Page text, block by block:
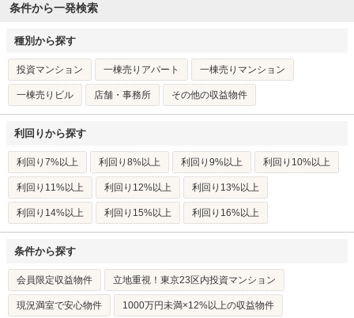
条件から一発検索
種別から探す
投資マンション 一棟売りアパート 一棟売りマンション
一棟売りビル 店舗・事務所 その他の収益物件
利回りから探す
利回り7%以上 利回り8%以上 利回り9%以上 利回り10%以上
利回り11%以上 利回り12%以上 利回り13%以上
利回り14%以上 利回り15%以上 利回り16%以上
条件から探す
会員限定収益物件 立地重視！東京23区内投資マンション
現況満室で安心物件 1000万円未満×12%以上の収益物件